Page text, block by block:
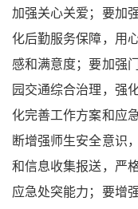
加强关心关爱；要加
化后勤服务保障，用
感和满意度；要加强
园交通综合治理，强
化完善工作方案和应
断增强师生安全意识
和信息收集报送，严
应急处突能力；要增